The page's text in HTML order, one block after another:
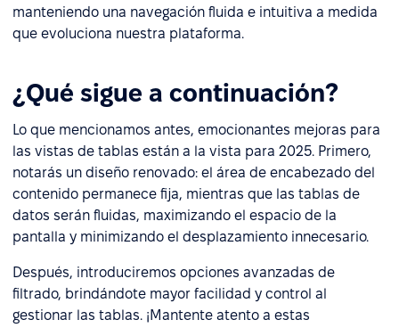
manteniendo una navegación fluida e intuitiva a medida
que evoluciona nuestra plataforma.
¿Qué sigue a continuación?
Lo que mencionamos antes, emocionantes mejoras para
las vistas de tablas están a la vista para 2025. Primero,
notarás un diseño renovado: el área de encabezado del
contenido permanece fija, mientras que las tablas de
datos serán fluidas, maximizando el espacio de la
pantalla y minimizando el desplazamiento innecesario.
Después, introduciremos opciones avanzadas de
filtrado, brindándote mayor facilidad y control al
gestionar las tablas. ¡Mantente atento a estas